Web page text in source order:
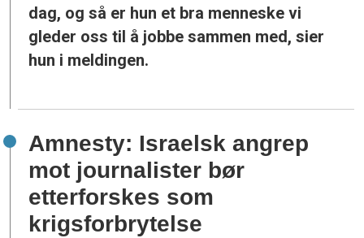
dag, og så er hun et bra menneske vi
gleder oss til å jobbe sammen med, sier
hun i meldingen.
Amnesty: Israelsk angrep
mot journalister bør
etterforskes som
krigsforbrytelse